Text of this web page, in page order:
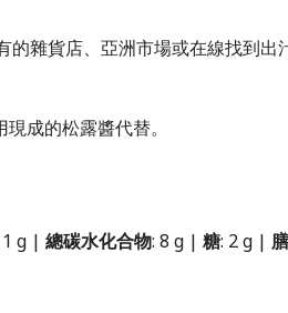
雜貨店、亞洲市場或在線找到出
成的松露醬代替。
1 g | 總碳水化合物: 8 g | 糖: 2 g |